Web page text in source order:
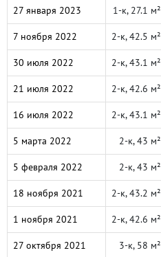
27 января 2023 1-к, 27.1 м²
7 ноября 2022 2-к, 42.5 м²
30 июля 2022 2-к, 43.1 м²
21 июля 2022 2-к, 42.6 м²
16 июля 2022 2-к, 43.1 м²
5 марта 2022 2-к, 43 м²
5 февраля 2022 2-к, 43 м²
18 ноября 2021 2-к, 43.2 м²
1 ноября 2021 2-к, 42.6 м²
27 октября 2021 3-к, 58 м²